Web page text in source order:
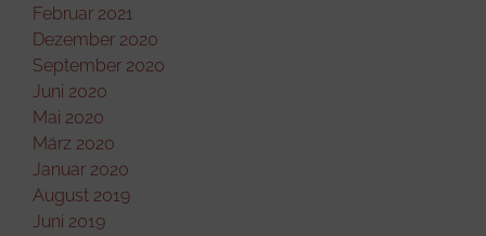
Februar 2021
Dezember 2020
September 2020
Juni 2020
Mai 2020
März 2020
Januar 2020
August 2019
Juni 2019